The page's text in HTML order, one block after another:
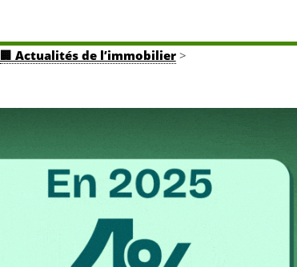
🏢 Actualités de l’immobilier>